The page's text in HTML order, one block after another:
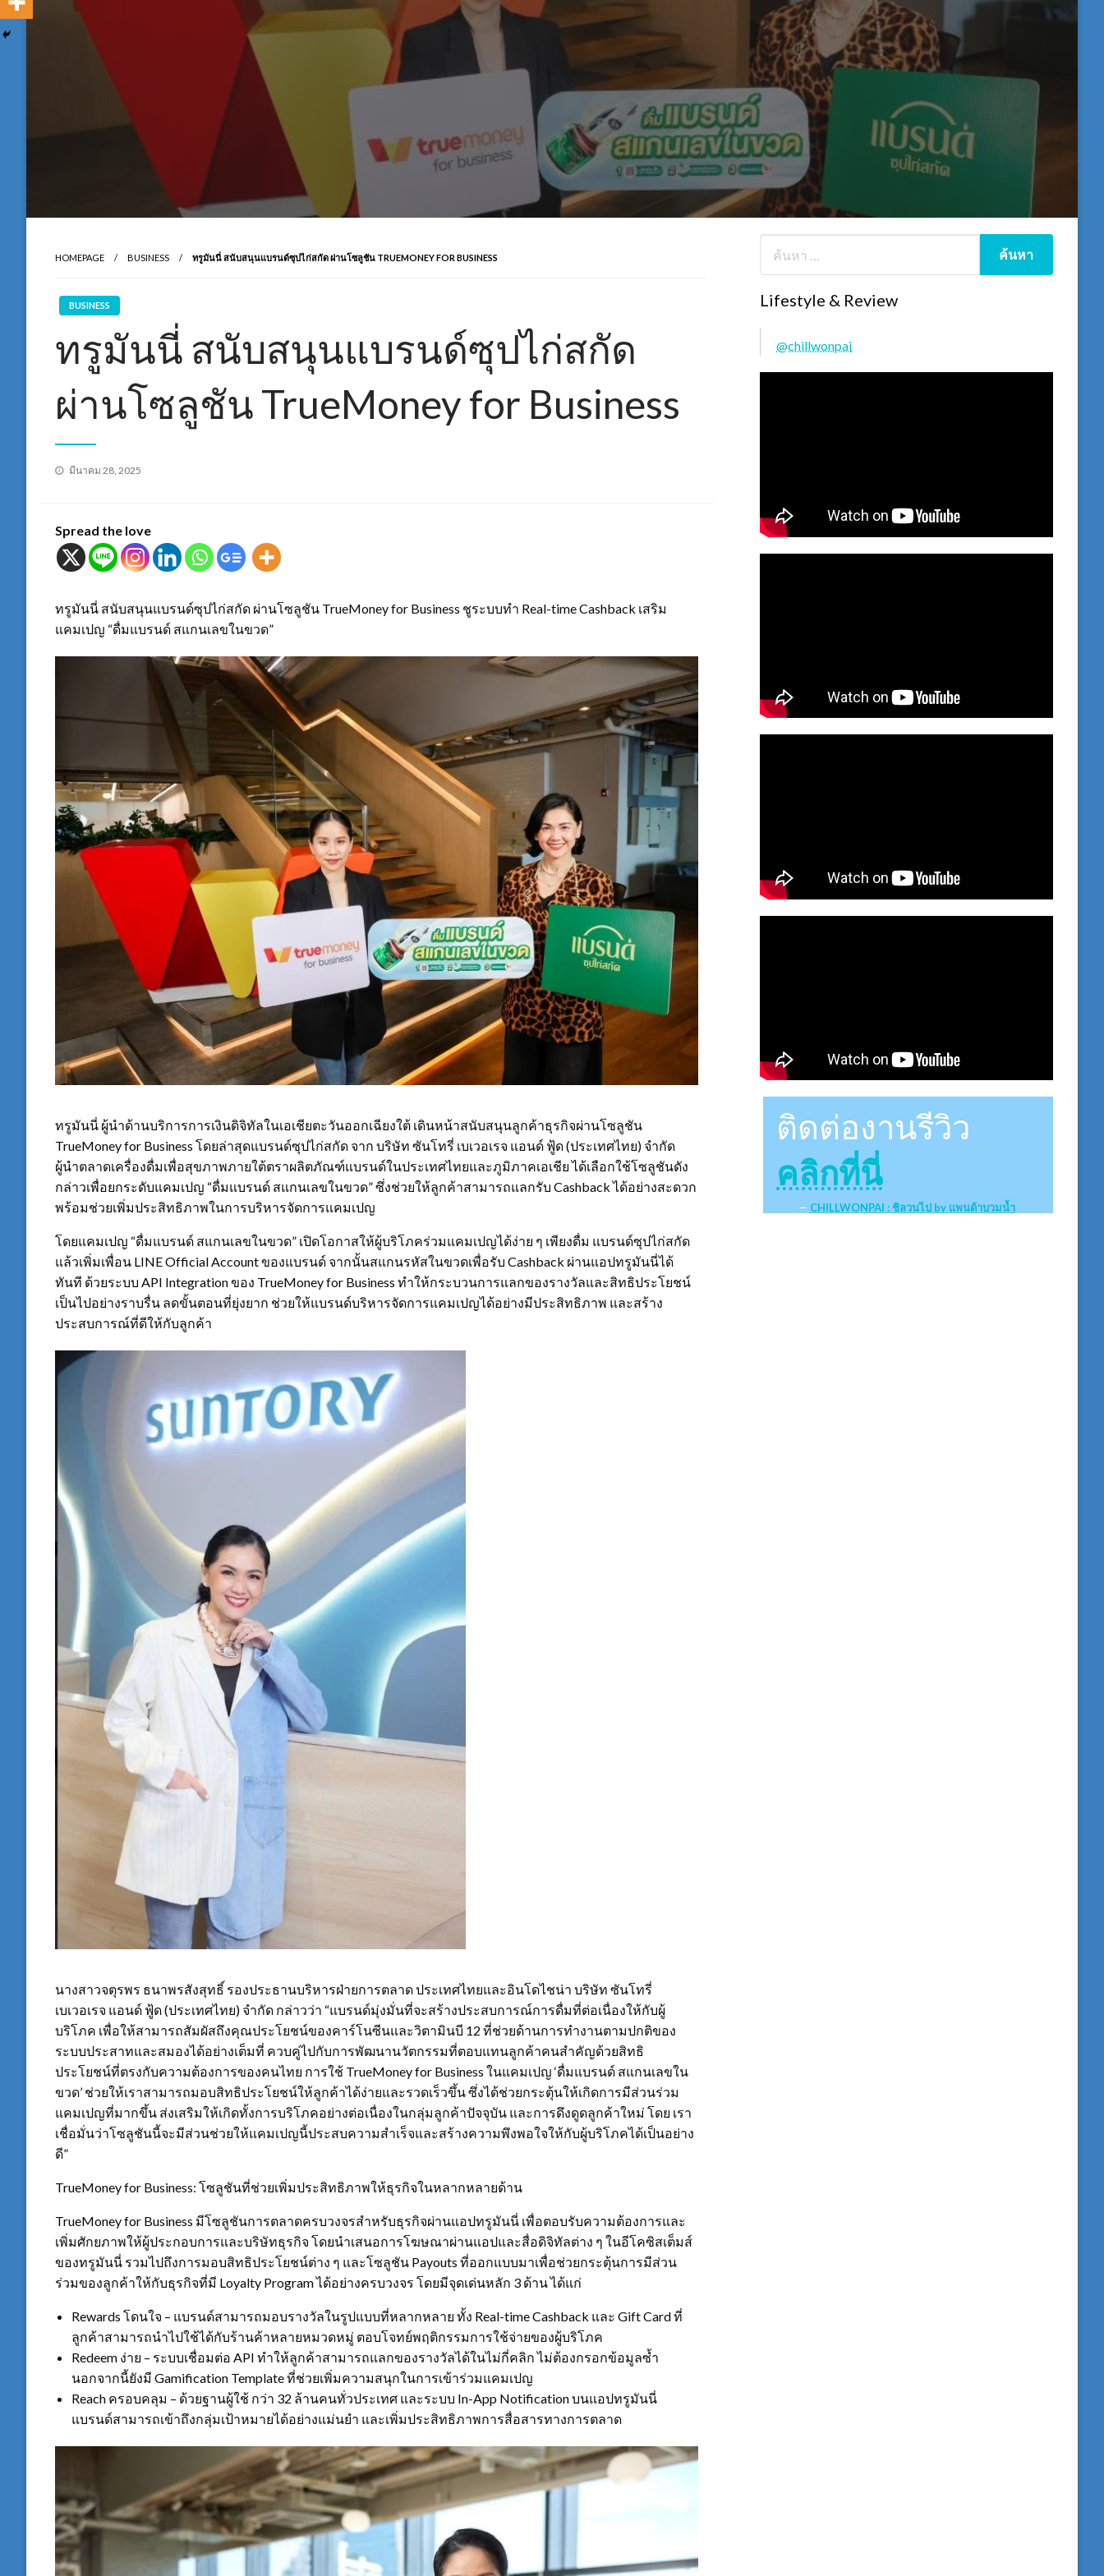
HOMEPAGE BUSINESS ทรูมันนี่ สนับสนุนแบรนด์ซุปไก่สกัด ผ่านโซลูชัน TRUEMONEY FOR BUSINESS
BUSINESS
ทรูมันนี่ สนับสนุนแบรนด์ซุปไก่สกัด
ผ่านโซลูชัน TrueMoney for Business
Posted
มีนาคม 28, 2025
Spread the love
ทรูมันนี่ สนับสนุนแบรนด์ซุปไก่สกัด ผ่านโซลูชัน TrueMoney for Business ชูระบบทำ Real-time Cashback เสริม
แคมเปญ “ดื่มแบรนด์ สแกนเลขในขวด”
ทรูมันนี่ ผู้นำด้านบริการการเงินดิจิทัลในเอเชียตะวันออกเฉียงใต้ เดินหน้าสนับสนุนลูกค้าธุรกิจผ่านโซลูชัน
TrueMoney for Business โดยล่าสุดแบรนด์ซุปไก่สกัด จาก บริษัท ซันโทรี่ เบเวอเรจ แอนด์ ฟู้ด (ประเทศไทย) จำกัด
ผู้นำตลาดเครื่องดื่มเพื่อสุขภาพภายใต้ตราผลิตภัณฑ์แบรนด์ในประเทศไทยและภูมิภาคเอเชีย ได้เลือกใช้โซลูชันดัง
กล่าวเพื่อยกระดับแคมเปญ “ดื่มแบรนด์ สแกนเลขในขวด” ซึ่งช่วยให้ลูกค้าสามารถแลกรับ Cashback ได้อย่างสะดวก
พร้อมช่วยเพิ่มประสิทธิภาพในการบริหารจัดการแคมเปญ
โดยแคมเปญ “ดื่มแบรนด์ สแกนเลขในขวด” เปิดโอกาสให้ผู้บริโภคร่วมแคมเปญได้ง่าย ๆ เพียงดื่ม แบรนด์ซุปไก่สกัด
แล้วเพิ่มเพื่อน LINE Official Account ของแบรนด์ จากนั้นสแกนรหัสในขวดเพื่อรับ Cashback ผ่านแอปทรูมันนี่ได้
ทันที ด้วยระบบ API Integration ของ TrueMoney for Business ทำให้กระบวนการแลกของรางวัลและสิทธิประโยชน์
เป็นไปอย่างราบรื่น ลดขั้นตอนที่ยุ่งยาก ช่วยให้แบรนด์บริหารจัดการแคมเปญได้อย่างมีประสิทธิภาพ และสร้าง
ประสบการณ์ที่ดีให้กับลูกค้า
นางสาวจตุรพร ธนาพรสังสุทธิ์ รองประธานบริหารฝ่ายการตลาด ประเทศไทยและอินโดไชน่า บริษัท ซันโทรี่
เบเวอเรจ แอนด์ ฟู้ด (ประเทศไทย) จำกัด กล่าวว่า “แบรนด์มุ่งมั่นที่จะสร้างประสบการณ์การดื่มที่ต่อเนื่องให้กับผู้
บริโภค เพื่อให้สามารถสัมผัสถึงคุณประโยชน์ของคาร์โนซีนและวิตามินบี 12 ที่ช่วยด้านการทำงานตามปกติของ
ระบบประสาทและสมองได้อย่างเต็มที่ ควบคู่ไปกับการพัฒนานวัตกรรมที่ตอบแทนลูกค้าคนสำคัญด้วยสิทธิ
ประโยชน์ที่ตรงกับความต้องการของคนไทย การใช้ TrueMoney for Business ในแคมเปญ ‘ดื่มแบรนด์ สแกนเลขใน
ขวด’ ช่วยให้เราสามารถมอบสิทธิประโยชน์ให้ลูกค้าได้ง่ายและรวดเร็วขึ้น ซึ่งได้ช่วยกระตุ้นให้เกิดการมีส่วนร่วม
แคมเปญที่มากขึ้น ส่งเสริมให้เกิดทั้งการบริโภคอย่างต่อเนื่องในกลุ่มลูกค้าปัจจุบัน และการดึงดูดลูกค้าใหม่ โดย เรา
เชื่อมั่นว่าโซลูชันนี้จะมีส่วนช่วยให้แคมเปญนี้ประสบความสำเร็จและสร้างความพึงพอใจให้กับผู้บริโภคได้เป็นอย่าง
ดี”
TrueMoney for Business: โซลูชันที่ช่วยเพิ่มประสิทธิภาพให้ธุรกิจในหลากหลายด้าน
TrueMoney for Business มีโซลูชันการตลาดครบวงจรสำหรับธุรกิจผ่านแอปทรูมันนี่ เพื่อตอบรับความต้องการและ
เพิ่มศักยภาพให้ผู้ประกอบการและบริษัทธุรกิจ โดยนำเสนอการโฆษณาผ่านแอปและสื่อดิจิทัลต่าง ๆ ในอีโคซิสเต็มส์
ของทรูมันนี่ รวมไปถึงการมอบสิทธิประโยชน์ต่าง ๆ และโซลูชัน Payouts ที่ออกแบบมาเพื่อช่วยกระตุ้นการมีส่วน
ร่วมของลูกค้าให้กับธุรกิจที่มี Loyalty Program ได้อย่างครบวงจร โดยมีจุดเด่นหลัก 3 ด้าน ได้แก่
Rewards โดนใจ – แบรนด์สามารถมอบรางวัลในรูปแบบที่หลากหลาย ทั้ง Real-time Cashback และ Gift Card ที่
ลูกค้าสามารถนำไปใช้ได้กับร้านค้าหลายหมวดหมู่ ตอบโจทย์พฤติกรรมการใช้จ่ายของผู้บริโภค
Redeem ง่าย – ระบบเชื่อมต่อ API ทำให้ลูกค้าสามารถแลกของรางวัลได้ในไม่กี่คลิก ไม่ต้องกรอกข้อมูลซ้ำ
นอกจากนี้ยังมี Gamification Template ที่ช่วยเพิ่มความสนุกในการเข้าร่วมแคมเปญ
Reach ครอบคลุม – ด้วยฐานผู้ใช้ กว่า 32 ล้านคนทั่วประเทศ และระบบ In-App Notification บนแอปทรูมันนี่
แบรนด์สามารถเข้าถึงกลุ่มเป้าหมายได้อย่างแม่นยำ และเพิ่มประสิทธิภาพการสื่อสารทางการตลาด
Lifestyle & Review
@chillwonpai
ติดต่องานรีวิว
คลิกที่นี่
CHILLWONPAI : ชิลวนไป by แพนด้าบวมน้ำ